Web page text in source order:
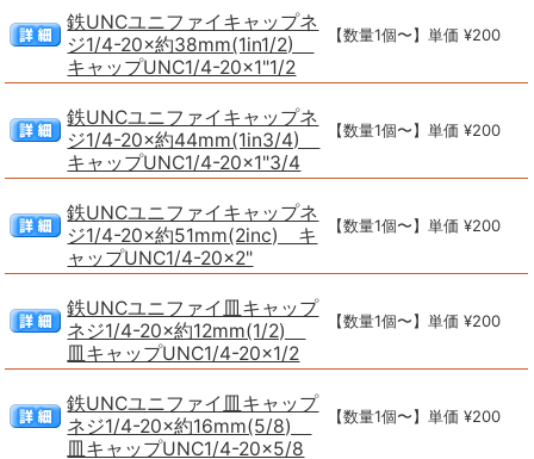
鉄UNCユニファイキャップネ
ジ1/4-20×約38mm(1in1/2)
キャップUNC1/4-20×1"1/2
【数量1個〜】単価 ¥200
鉄UNCユニファイキャップネ
ジ1/4-20×約44mm(1in3/4)
キャップUNC1/4-20×1"3/4
【数量1個〜】単価 ¥200
鉄UNCユニファイキャップネ
ジ1/4-20×約51mm(2inc) キ
ャップUNC1/4-20×2"
【数量1個〜】単価 ¥200
鉄UNCユニファイ皿キャップ
ネジ1/4-20×約12mm(1/2)
皿キャップUNC1/4-20×1/2
【数量1個〜】単価 ¥200
鉄UNCユニファイ皿キャップ
ネジ1/4-20×約16mm(5/8)
皿キャップUNC1/4-20×5/8
【数量1個〜】単価 ¥200